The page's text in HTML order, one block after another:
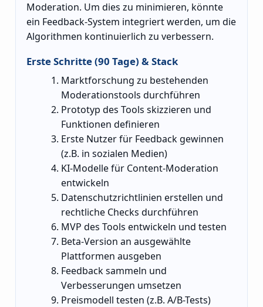
Moderation. Um dies zu minimieren, könnte
ein Feedback-System integriert werden, um die
Algorithmen kontinuierlich zu verbessern.
Erste Schritte (90 Tage) & Stack
Marktforschung zu bestehenden
Moderationstools durchführen
Prototyp des Tools skizzieren und
Funktionen definieren
Erste Nutzer für Feedback gewinnen
(z.B. in sozialen Medien)
KI-Modelle für Content-Moderation
entwickeln
Datenschutzrichtlinien erstellen und
rechtliche Checks durchführen
MVP des Tools entwickeln und testen
Beta-Version an ausgewählte
Plattformen ausgeben
Feedback sammeln und
Verbesserungen umsetzen
Preismodell testen (z.B. A/B-Tests)